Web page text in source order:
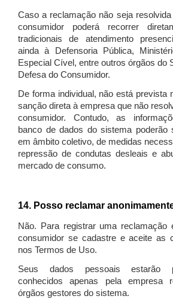
Caso a reclamação não seja
consumidor poderá recorrer
tradicionais de atendimento
ainda à Defensoria Pública,
Especial Cível, entre outros órgãos do
Defesa do Consumidor.
De forma individual, não está prevista
sanção direta à empresa que não
consumidor. Contudo, as
banco de dados do sistema poderão
em âmbito coletivo, de medidas
repressão de condutas desleais e
mercado de consumo.
14. Posso reclamar
Não. Para registrar uma reclamação
consumidor se cadastre e aceite as
nos Termos de Uso.
Seus dados pessoais estarão
conhecidos apenas pela empresa
órgãos gestores do sistema.